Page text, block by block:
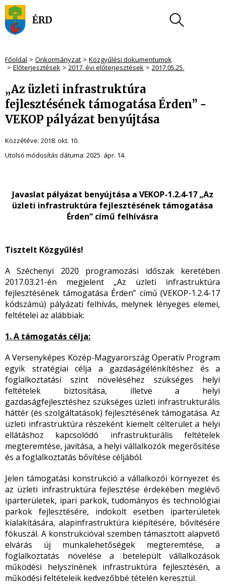
Főoldal Önkormányzat
Közgyűlési dokumentumok
Előterjesztések
2017. évi előterjesztések 2017.05.25.
„Az üzleti infrastruktúra
fejlesztésének támogatása Érden” -
VEKOP pályázat benyújtása
Közzétéve: 2018. okt. 10.
Utolsó módosítás dátuma: 2025. ápr. 14.
Javaslat pályázat benyújtása a VEKOP-1.2.4-17 „Az
üzleti infrastruktúra fejlesztésének támogatása
Érden” című felhívásra
Tisztelt Közgyűlés!
A Széchenyi 2020 programozási időszak keretében
2017.03.21-én megjelent „Az üzleti infrastruktúra
fejlesztésének támogatása Érden” című (VEKOP-1.2.4-17
kódszámú) pályázati felhívás, melynek lényeges elemei,
feltételei az alábbiak:
1. A támogatás célja:
A Versenyképes Közép-Magyarország Operatív Program
egyik stratégiai célja a gazdaságélénkítéshez és a
foglalkoztatási szint növeléséhez szükséges helyi
feltételek biztosítása, illetve a helyi
gazdaságfejlesztéshez szükséges üzleti infrastrukturális
háttér (és szolgáltatások) fejlesztésének támogatása. Az
üzleti infrastruktúra részeként kiemelt célterület a helyi
ellátáshoz kapcsolódó infrastrukturális feltételek
megteremtése, javítása, a helyi vállalkozók megerősítése
és a foglalkoztatás bővítése céljából.
Jelen támogatási konstrukció a vállalkozói környezet és
az üzleti infrastruktúra fejlesztése érdekében meglévő
iparterületek, ipari parkok, tudományos és technológiai
parkok fejlesztésére, indokolt esetben iparterületek
kialakítására, alapinfrastruktúra kiépítésére, bővítésére
fókuszál. A konstrukcióval szemben támasztott alapvető
elvárás új munkalehetőségek megteremtése, a
foglalkoztatás növelése a betelepült vállalkozások
működési helyszínének infrastruktúra fejlesztésén, a
működési feltételeik kedvezőbbé tételén keresztül.